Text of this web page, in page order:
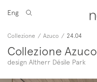
Eng
Collezione / Azuco / 24.04
Collezione Azuco
design Altherr Désile Park